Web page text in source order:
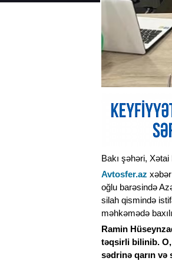
Bakı şəhəri,
Avtosfer.az
oğlu barəsində
silah qismində
məhkəmədə
Ramin
təqsirli bilinib. O,
sədrinə qarın